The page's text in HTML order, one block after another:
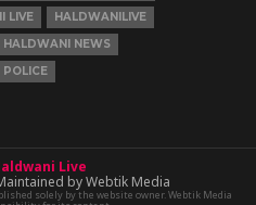
LIVE
HALDWANILIVE
HALDWANI NEWS
POLICE
Live
by Webtik Media
solely by the website owner. Webtik Media